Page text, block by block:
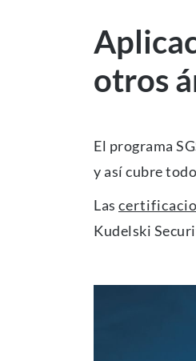
otros
El programa
y así cubre
Las
Kudelski